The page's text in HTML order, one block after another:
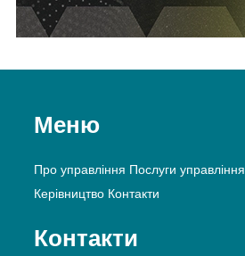
Меню
Про управління Послуги управління
Керівництво Контакти
Контакти